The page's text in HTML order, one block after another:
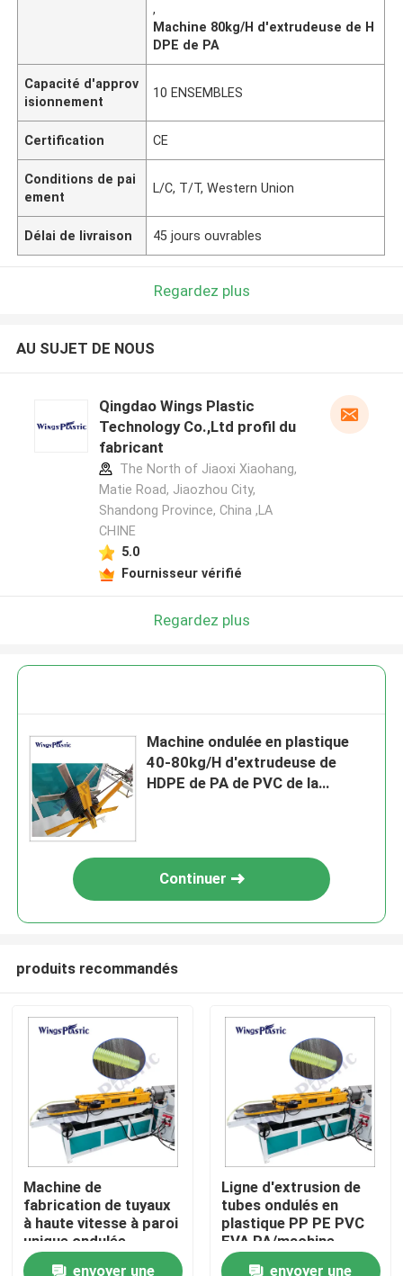
Maison
Produits
Au sujet de nous
,
Machine 80kg/H d'extrudeuse de H
DPE de PA
Capacité d'approv
isionnement
10 ENSEMBLES
Certification CE
Conditions de pai
ement
L/C, T/T, Western Union
Délai de livraison 45 jours ouvrables
Regardez plus
AU SUJET DE NOUS
Qingdao Wings Plastic
Technology Co.,Ltd profil du
fabricant
The North of Jiaoxi Xiaohang,
Matie Road, Jiaozhou City,
Shandong Province, China ,LA
CHINE
5.0
Fournisseur vérifié
Regardez plus
Machine ondulée en plastique
40-80kg/H d'extrudeuse de
HDPE de PA de PVC de la
Continuer
produits recommandés
Machine de
fabrication de tuyaux
à haute vitesse à paroi
unique ondulée
envoyer une
Ligne d'extrusion de
tubes ondulés en
plastique PP PE PVC
EVA PA/machine
d'extrusion de tubes
envoyer une